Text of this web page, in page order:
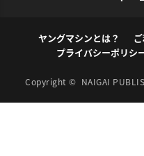
ヤングマシンとは？
プライバシーポリシ
Copyright © NAIGAI